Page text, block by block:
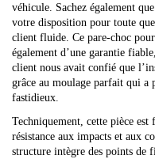
véhicule. Sachez également
votre disposition pour toute
client fluide. Ce pare-choc
également d’une garantie
client nous avait confié que
grâce au moulage parfait qui a
fastidieux.
Techniquement, cette pièce
résistance aux impacts et aux
structure intègre des points de